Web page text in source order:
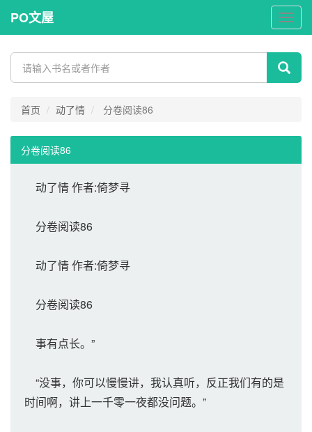
PO
文
PO文屋
首页 动了情 分卷阅读86
分卷阅读86
动了情 作者:倚梦寻
分卷阅读86
动了情 作者:倚梦寻
分卷阅读86
事有点长。”
“没事，你可以慢慢讲，我认真听，反正我们有的是
时间啊，讲上一千零一夜都没问题。”